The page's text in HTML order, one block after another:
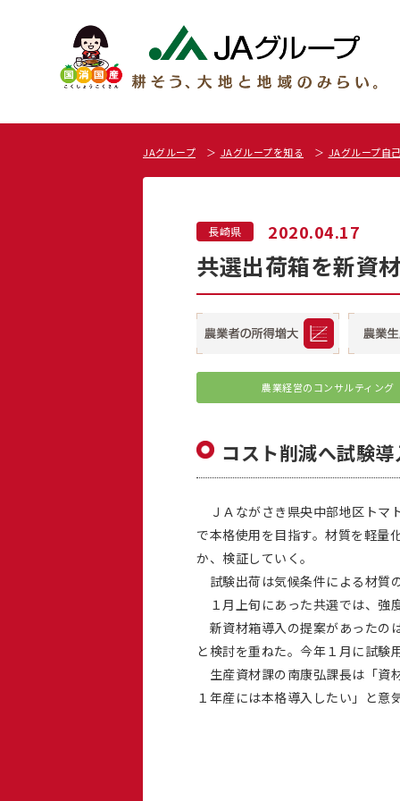
JAグループ JAグループを知る JAグループ自
長崎県 2020.04.17
共選出荷箱を新資
農業経営のコンサルティング
コスト削減へ試験
ＪＡながさき県央中部地区トマ
で本格使用を目指す。材質を軽量
か、検証していく。
試験出荷は気候条件による材質
１月上旬にあった共選では、強
新資材箱導入の提案があったの
と検討を重ねた。今年１月に試験
生産資材課の南康弘課長は「資
１年産には本格導入したい」と意